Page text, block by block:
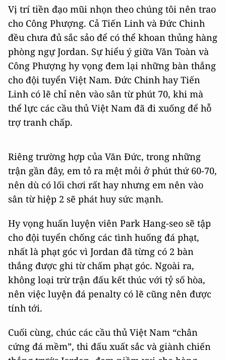
Vị trí tiền đạo mũi nhọn theo chúng tôi nên trao
cho Công Phượng. Cả Tiến Linh và Đức Chinh
đều chưa đủ sắc sảo để có thể khoan thủng hàng
phòng ngự Jordan. Sự hiểu ý giữa Văn Toàn và
Công Phượng hy vọng đem lại những bàn thắng
cho đội tuyển Việt Nam. Đức Chinh hay Tiến
Linh có lẽ chỉ nên vào sân từ phút 70, khi mà
thể lực các cầu thủ Việt Nam đã đi xuống để hỗ
trợ tranh chấp.
Riêng trường hợp của Văn Đức, trong những
trận gần đây, em tỏ ra mệt mỏi ở phút thứ 60-70,
nên dù có lối chơi rất hay nhưng em nên vào
sân từ hiệp 2 sẽ phát huy sức mạnh.
Hy vọng huấn luyện viên Park Hang-seo sẽ tập
cho đội tuyển chống các tình huống đá phạt,
nhất là phạt góc vì Jordan đã từng có 2 bàn
thắng được ghi từ chấm phạt góc. Ngoài ra,
không loại trừ trận đấu kết thúc với tỷ số hòa,
nên việc luyện đá penalty có lẽ cũng nên được
tính tới.
Cuối cùng, chúc các cầu thủ Việt Nam “chân
cứng đá mềm”, thi đấu xuất sắc và giành chiến